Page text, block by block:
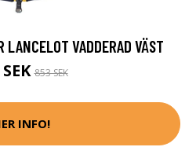
VADDERAD VÄST
853 SEK
INFO!